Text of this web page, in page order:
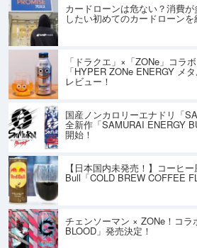
カードローンは危ない？消費
したい初めてのカードローンを
「ドラクエ」×「ZONe」コラ
「HYPER ZONe ENERGY メ
レビュー！
国産ノンカロリーエナドリ「
全新作「SAMURAI ENERGY
開始！
【日本国内未発売！】コーヒ
Bull「COLD BREW COFFEE
チェンソーマン × ZONe！コラ
BLOOD」発売決定！